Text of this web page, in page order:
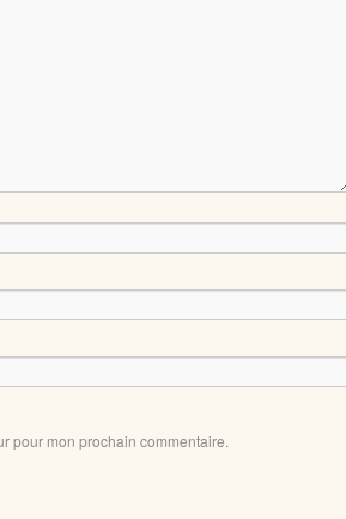
pour mon prochain commentaire.